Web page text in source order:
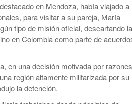
en Mendoza, había viajado a
para visitar a su pareja, María
tipo de misión oficial, descartando
en Colombia como parte de
en una decisión motivada por razones
región altamente militarizada por su
la detención.